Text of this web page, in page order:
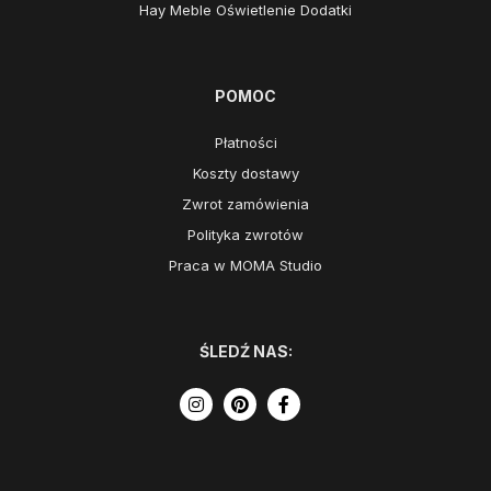
Hay Meble Oświetlenie Dodatki
POMOC
Płatności
Koszty dostawy
Zwrot zamówienia
Polityka zwrotów
Praca w MOMA Studio
ŚLEDŹ NAS: